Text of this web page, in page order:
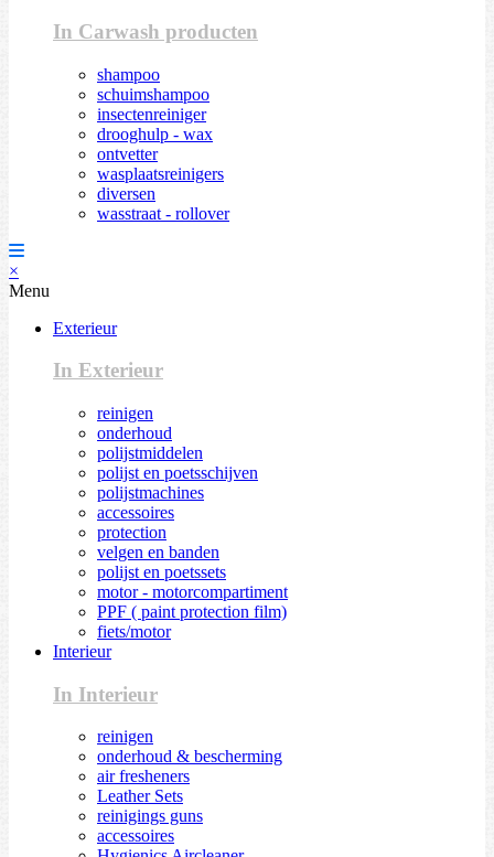
In Carwash producten
shampoo
schuimshampoo
insectenreiniger
drooghulp - wax
ontvetter
wasplaatsreinigers
diversen
wasstraat - rollover
×
Menu
Exterieur
In Exterieur
reinigen
onderhoud
polijstmiddelen
polijst en poetsschijven
polijstmachines
accessoires
protection
velgen en banden
polijst en poetssets
motor - motorcompartiment
PPF ( paint protection film)
fiets/motor
Interieur
In Interieur
reinigen
onderhoud & bescherming
air fresheners
Leather Sets
reinigings guns
accessoires